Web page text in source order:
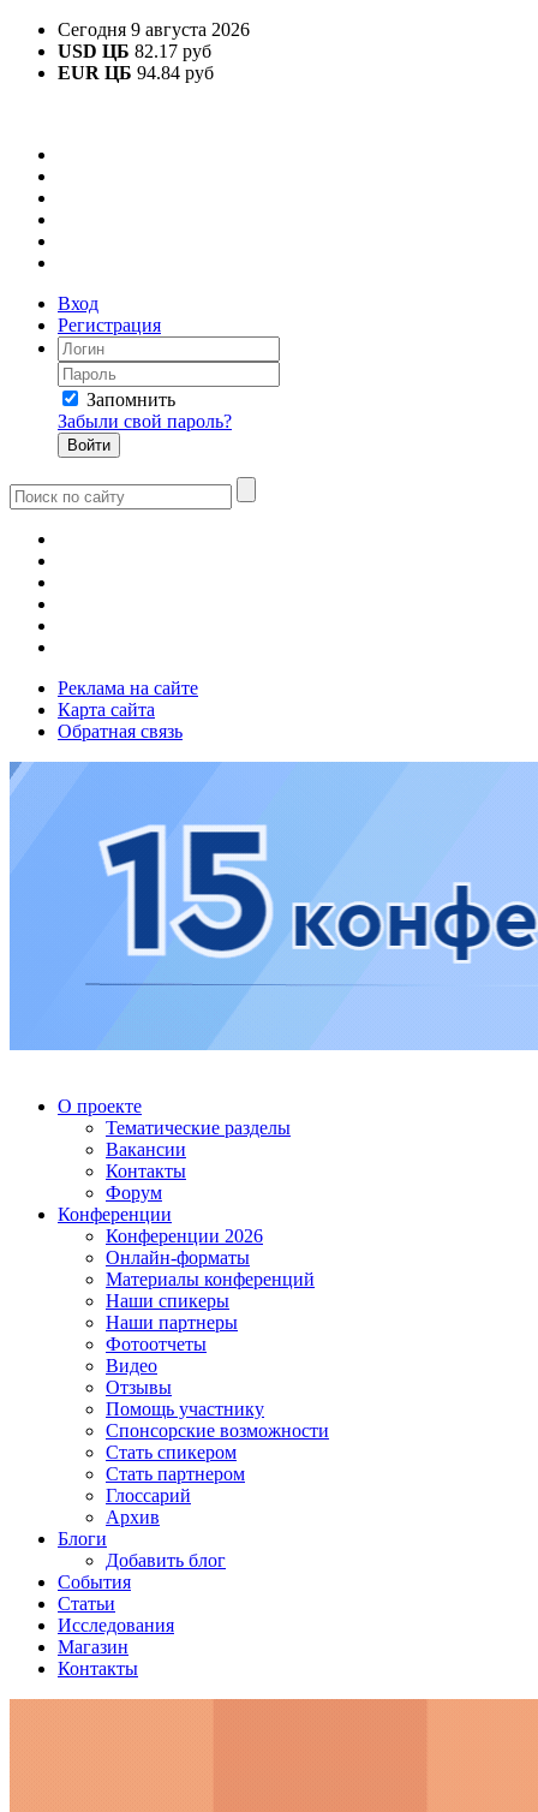
Сегодня 9 августа 2026
USD ЦБ 82.17 руб
EUR ЦБ 94.84 руб
Вход
Регистрация
Запомнить
Забыли свой пароль?
Реклама на сайте
Карта сайта
Обратная связь
О проекте
Тематические разделы
Вакансии
Контакты
Форум
Конференции
Конференции 2026
Онлайн-форматы
Материалы конференций
Наши спикеры
Наши партнеры
Фотоотчеты
Видео
Отзывы
Помощь участнику
Спонсорские возможности
Стать спикером
Стать партнером
Глоссарий
Архив
Блоги
Добавить блог
События
Статьи
Исследования
Магазин
Контакты